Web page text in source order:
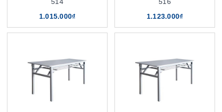
514
1.015.000₫
516
1.123.000₫